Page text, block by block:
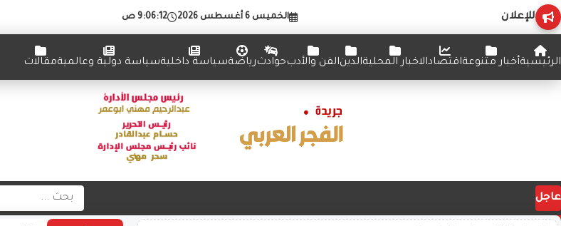
للإعلان الخميس 6 أغسطس 2026 9:06:13 ص
الرئيسيةأخبار متنوعةاقتصادالاخبار المحليةالدينالفن والأدبحوادثرياضةسياسة داخليةسياسة دولية وعالميةمقالات
عاجل